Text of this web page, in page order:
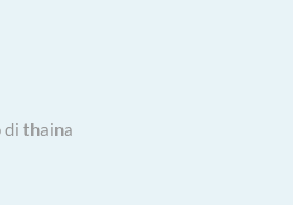
di thaina